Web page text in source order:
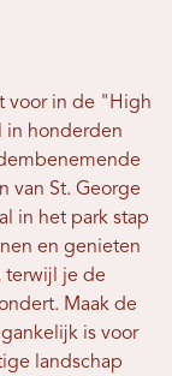
voor in de "High
in honderden
van St. George
in het park stap
en genieten
terwijl je de
Maak de
is voor
landschap